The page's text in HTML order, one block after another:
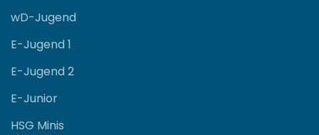
wD-Jugend
E-Jugend 1
E-Jugend 2
E-Junior
HSG Minis